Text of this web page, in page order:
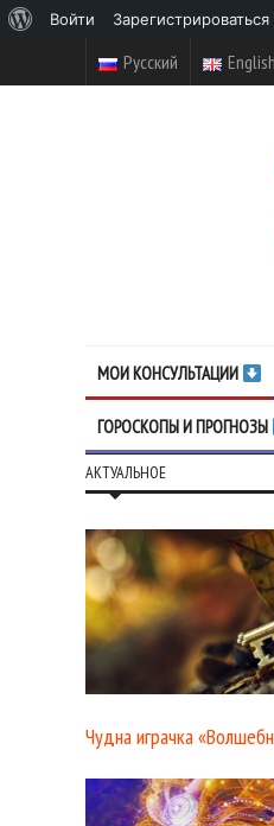
Русский English
МОИ КОНСУЛЬТАЦИИ
ГОРОСКОПЫ И ПРОГНОЗЫ
АКТУАЛЬНОЕ
Чудна играчка
WordPress
Войти Зарегистрироваться